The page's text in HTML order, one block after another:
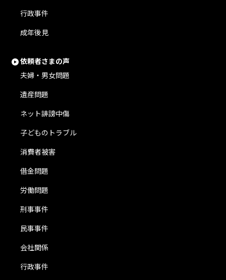
行政事件
成年後見
依頼者さまの声
夫婦・男女問題
遺産問題
ネット誹謗中傷
子どものトラブル
消費者被害
借金問題
労働問題
刑事事件
民事事件
会社関係
行政事件